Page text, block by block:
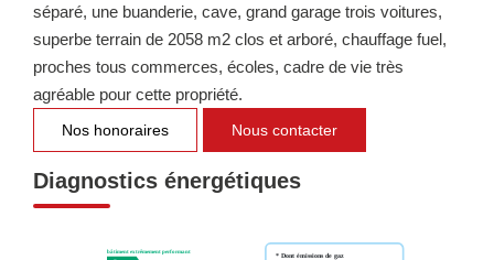
séparé, une buanderie, cave, grand garage trois voitures,
superbe terrain de 2058 m2 clos et arboré, chauffage fuel,
proches tous commerces, écoles, cadre de vie très
agréable pour cette propriété.
Nos honoraires Nous contacter
Diagnostics énergétiques